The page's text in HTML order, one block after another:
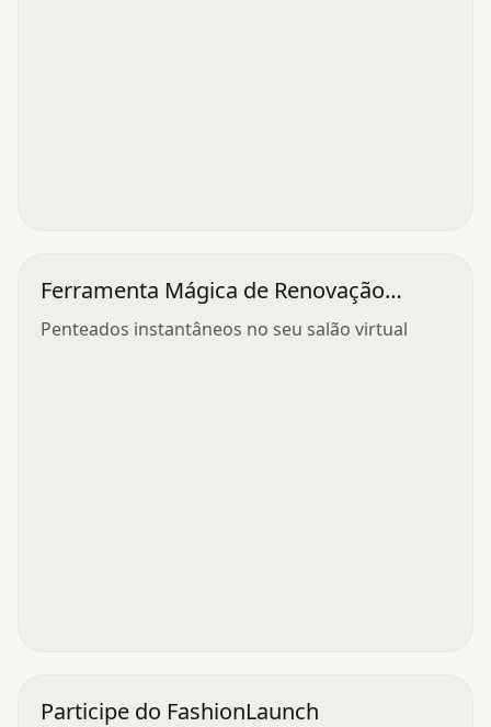
Ferramenta Mágica de Renovação
Capilar
Penteados instantâneos no seu salão virtual
Participe do FashionLaunch